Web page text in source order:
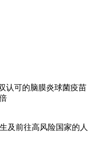
认可的脑膜炎球菌疫苗
及前往高风险国家的人